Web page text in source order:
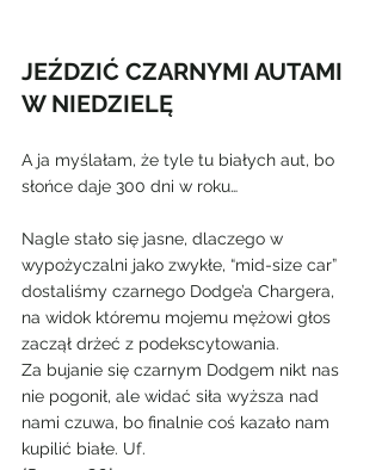
JEŹDZIĆ CZARNYMI AUTAMI
W NIEDZIELĘ
A ja myślałam, że tyle tu białych aut, bo
słońce daje 300 dni w roku…
Nagle stało się jasne, dlaczego w
wypożyczalni jako zwykłe, “mid-size car”
dostaliśmy czarnego Dodge’a Chargera,
na widok któremu mojemu mężowi głos
zaczął drżeć z podekscytowania.
Za bujanie się czarnym Dodgem nikt nas
nie pogonił, ale widać siła wyższa nad
nami czuwa, bo finalnie coś kazało nam
kupilić białe. Uf.